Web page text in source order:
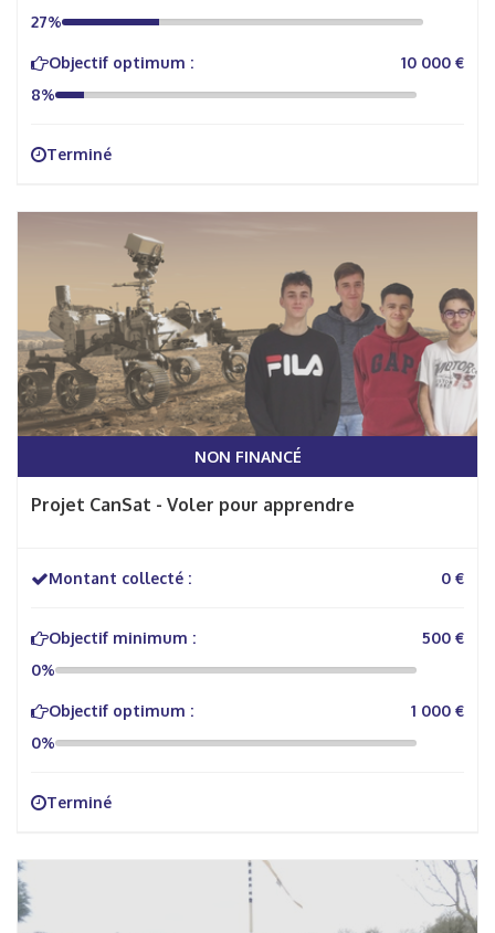
27%
Objectif optimum :
10 000 €
8%
Terminé
NON FINANCÉ
Projet CanSat - Voler pour apprendre
Montant collecté : 0 €
Objectif minimum :
500 €
0%
Objectif optimum :
1 000 €
0%
Terminé